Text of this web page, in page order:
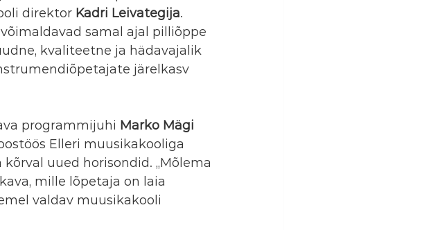
direktor Kadri Leivategija.
samal ajal pilliõppe
kvaliteetne ja hädavajalik
järelkasv
programmijuhi Marko Mägi
Elleri muusikakooliga
uued horisondid. „Mõlema
mille lõpetaja on laia
valdav muusikakooli